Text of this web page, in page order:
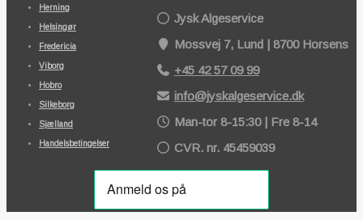
Herning
Helsingør
Fredericia
Viborg
Hobro
Silkeborg
Sjælland
Handelsbetingelser
Jysk Algeservice
Mossvej 7, Lund | 8700 Horsens
+45 42 57 09 99
info@jyskalgeservice.dk
Man-tor 8-15:30 | Fre 8-14
CVR. nr. 45459039